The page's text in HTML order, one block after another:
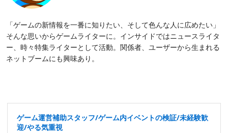
「ゲームの新情報を一番に知りたい、そして色んな人に広めたい」
そんな思いからゲームライターに。インサイドではニュースライタ
ー、時々特集ライターとして活動。関係者、ユーザーから生まれる
ネットブームにも興味あり。
ゲーム運営補助スタッフ/ゲーム内イベントの検証/未経験歓
迎/やる気重視